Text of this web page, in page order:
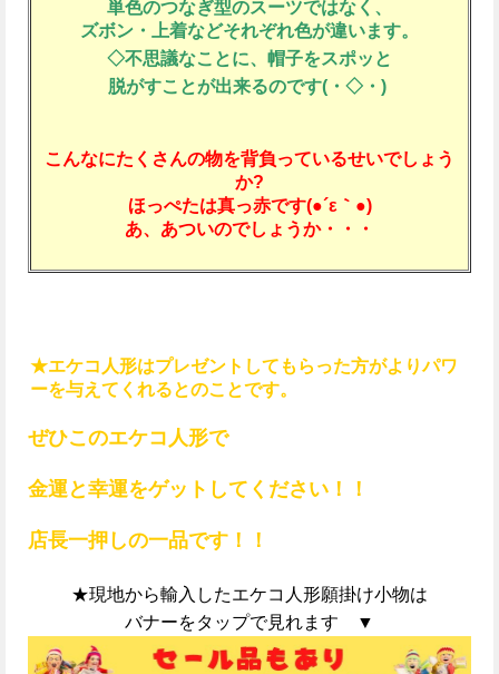
単色のつなぎ型のスーツではなく、
ズボン・上着などそれぞれ色が違います。
◇不思議なことに、帽子をスポッと
脱がすことが出来るのです(・◇・)
こんなにたくさんの物を背負っているせいでしょう
か?
ほっぺたは真っ赤です(●´ε｀●)
あ、あついのでしょうか・・・
★エケコ人形はプレゼントしてもらった方がよりパワ
ーを与えてくれるとのことです。
ぜひこのエケコ人形で
金運と幸運をゲットしてください！！
店長一押しの一品です！！
★現地から輸入したエケコ人形願掛け小物は
バナーをタップで見れます ▼